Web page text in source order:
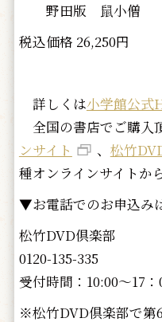
野田版 鼠小僧
税込価格 26,250円
詳しくは小学館公式
全国の書店でご購入
ンサイト
、 松竹
種オンラインサイトか
▼お電話でのお申込み
松竹DVD倶楽部
0120-135-335
受付時間：10:00～17
※松竹DVD倶楽部で第